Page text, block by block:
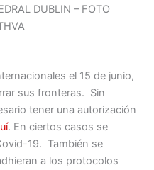
DUBLIN – FOTO
el 15 de junio,
sus fronteras. Sin
tener una autorización
. En ciertos casos se
19. También se
a los protocolos